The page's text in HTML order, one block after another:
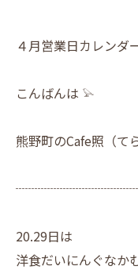
４月営業日カレンダ
こんばんは 𓅫
熊野町のCafe照（て
20.29日は
洋食だいにんぐなか